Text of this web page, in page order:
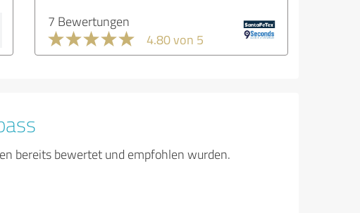
7 Bewertungen
4.80 von 5
bereits bewertet und empfohlen wurden.